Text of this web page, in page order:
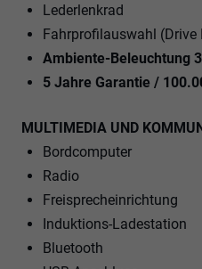
Lederlenkrad
Fahrprofilauswahl (Drive
Ambiente-Beleuchtung
5 Jahre Garantie /
MULTIMEDIA UND
Bordcomputer
Radio
Freisprecheinrichtung
Induktions-Ladestation
Bluetooth